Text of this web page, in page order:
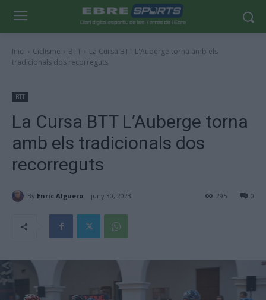
Inici Ciclisme BTT
La Cursa BTT L'Auberge torna amb els
tradicionals dos recorreguts
BTT
La Cursa BTT L’Auberge torna
amb els tradicionals dos
recorreguts
By Enric Alguero juny 30, 2023 0
295